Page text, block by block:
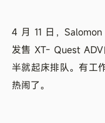
4 月 11 日，
发售 XT- Quest
半就起床排队。有工
热闹了。